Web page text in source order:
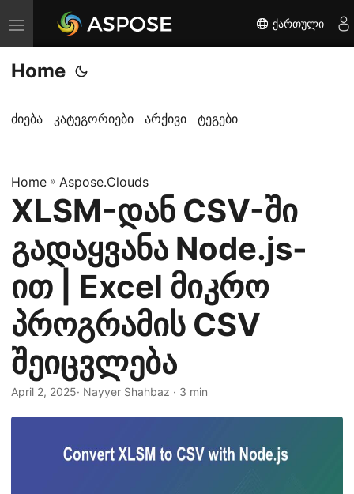
T
o
g
l
a
v
i
g
a
t
i
o
n
ქართული
Home
ძიება კატეგორიები არქივი ტეგები
Home » Aspose.Clouds
XLSM-დან CSV-ში
გადაყვანა Node.js-
ით | Excel მიკრო
პროგრამის CSV
შეიცვლება
April 2, 2025· Nayyer Shahbaz · 3 min